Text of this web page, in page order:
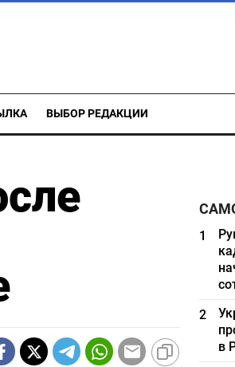
ВЫБОР РЕДАКЦИИ
1
2
в